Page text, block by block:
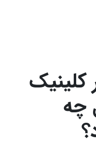
کلینیک
چه